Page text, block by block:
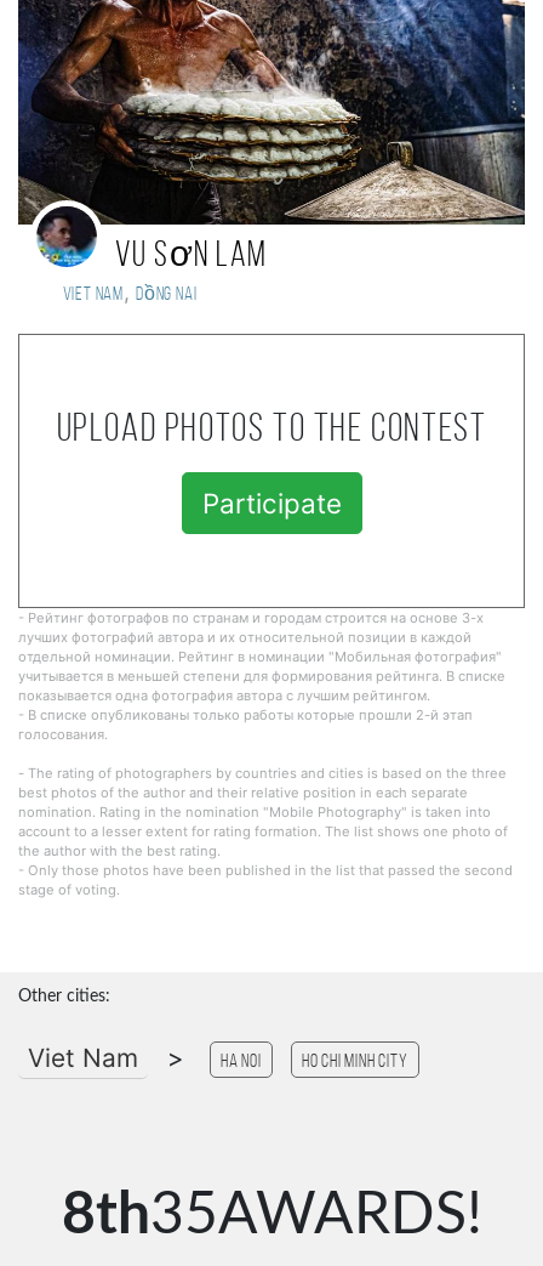
Vu Sơn Lam
Viet Nam, Dồng Nai
Upload photos to the contest
Participate
- Рейтинг фотографов по странам и городам строится на основе 3-х
лучших фотографий автора и их относительной позиции в каждой
отдельной номинации. Рейтинг в номинации "Мобильная фотография"
учитывается в меньшей степени для формирования рейтинга. В списке
показывается одна фотография автора с лучшим рейтингом.
- В списке опубликованы только работы которые прошли 2-й этап
голосования.
- The rating of photographers by countries and cities is based on the three
best photos of the author and their relative position in each separate
nomination. Rating in the nomination "Mobile Photography" is taken into
account to a lesser extent for rating formation. The list shows one photo of
the author with the best rating.
- Only those photos have been published in the list that passed the second
stage of voting.
Other cities:
Viet Nam > Ha Noi Ho Chi Minh City
8th35AWARDS!